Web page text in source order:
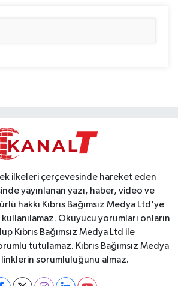
ilkeleri çerçevesinde hareket eden
yayınlanan yazı, haber, video ve
hakkı Kıbrıs Bağımsız Medya Ltd'ye
Okuyucu yorumları onların
Kıbrıs Bağımsız Medya Ltd ile
tutulamaz. Kıbrıs Bağımsız Medya
linklerin sorumluluğunu almaz.